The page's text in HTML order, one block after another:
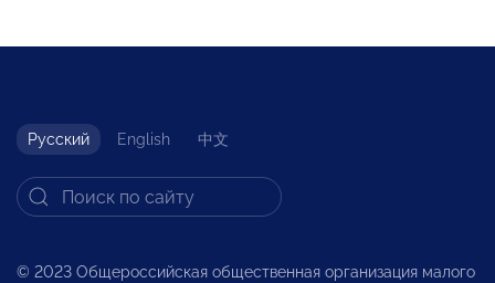
Русский English 中文
© 2023 Общероссийская общественная организация малого